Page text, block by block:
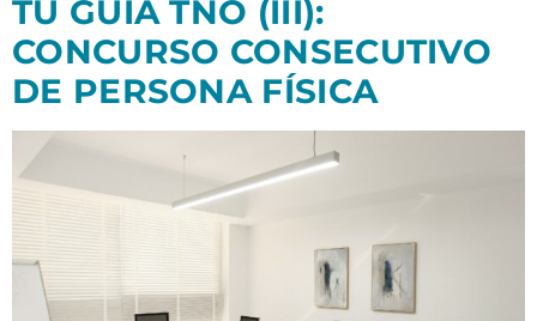
TU GUÍA TNO (III):
CONCURSO CONSECUTIVO
DE PERSONA FÍSICA